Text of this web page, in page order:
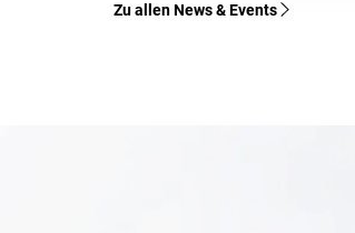
Zu allen News & Events